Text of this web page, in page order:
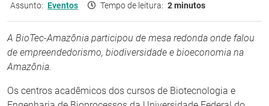
Assunto: Eventos Tempo de leitura: 2 minutos
A BioTec-Amazônia participou de mesa redonda onde falou
de empreendedorismo, biodiversidade e bioeconomia na
Amazônia.
Os centros acadêmicos dos cursos de Biotecnologia e